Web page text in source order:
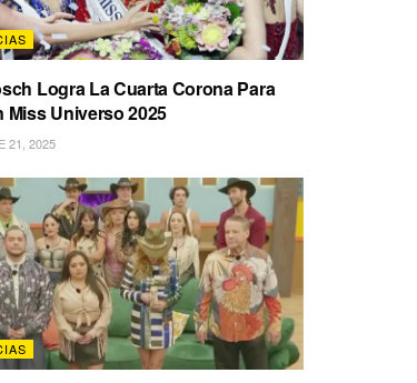
Logra La Cuarta Corona Para
Miss Universo 2025
21, 2025